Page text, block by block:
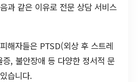
과 같은 이유로 전문 상담 서비스
피해자들은 PTSD(외상 후 스트레
, 불안장애 등 다양한 정서적 문
습니다.